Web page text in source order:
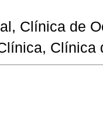
Clínica de
Clínica